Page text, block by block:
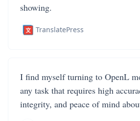
showing.
TranslatePress
I find myself turning to OpenL
any task that requires high
integrity, and peace of mind